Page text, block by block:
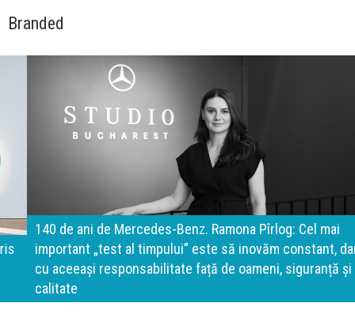
Branded
140 de ani de Mercedes-Benz. Ramona Pîrlog: Cel mai
important „test al timpului” este să inovăm constant, dar
cu aceeași responsabilitate față de oameni, siguranță și
calitate